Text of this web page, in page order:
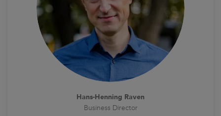
Hans-Henning Raven
Business Director